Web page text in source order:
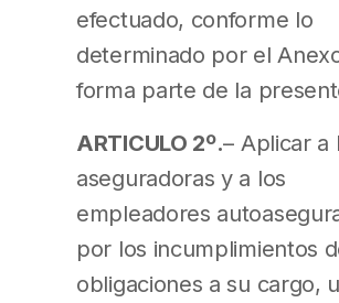
efectuado, conforme lo
determinado por el
forma parte de la
ARTICULO 2º.– Aplicar a
aseguradoras y a los
empleadores
por los incumplimientos
obligaciones a su cargo,